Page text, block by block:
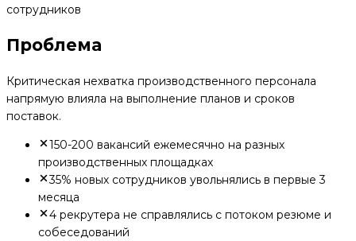
сотрудников
Проблема
Критическая нехватка производственного персонала
напрямую влияла на выполнение планов и сроков
поставок.
150-200 вакансий ежемесячно на разных
производственных площадках
35% новых сотрудников увольнялись в первые 3
месяца
4 рекрутера не справлялись с потоком резюме и
собеседований